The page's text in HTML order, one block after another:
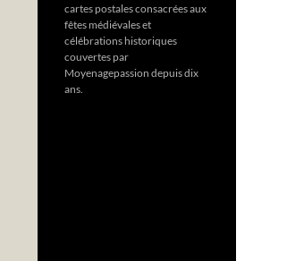
cartes postales consacrées aux
fêtes médiévales et
célébrations historiques
couvertes par
Moyenagepassion depuis dix
ans.